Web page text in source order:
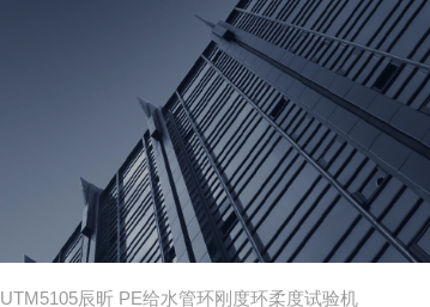
UTM5105辰昕 PE给水管环刚度环柔度试验机